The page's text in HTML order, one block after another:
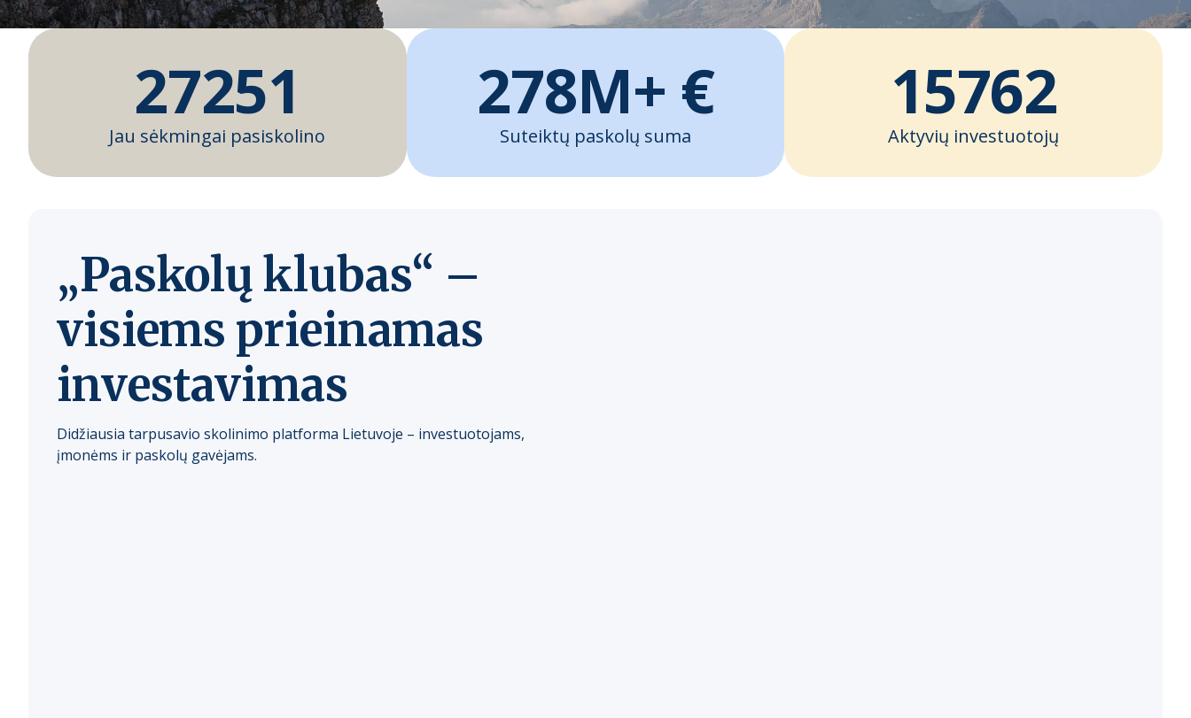
27251
Jau sėkmingai pasiskolino
278M+ €
Suteiktų paskolų suma
15762
Aktyvių investuotojų
„Paskolų klubas“ –
visiems prieinamas
investavimas
Didžiausia tarpusavio skolinimo platforma Lietuvoje – investuotojams,
įmonėms ir paskolų gavėjams.